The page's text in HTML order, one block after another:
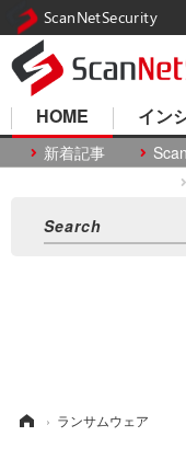
HOME
新着記事
イン
› ランサムウェア
ScanNetSecurity